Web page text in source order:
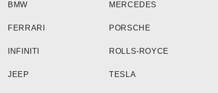
BMW
FERRARI
INFINITI
JEEP
MERCEDES
PORSCHE
ROLLS-ROYCE
TESLA